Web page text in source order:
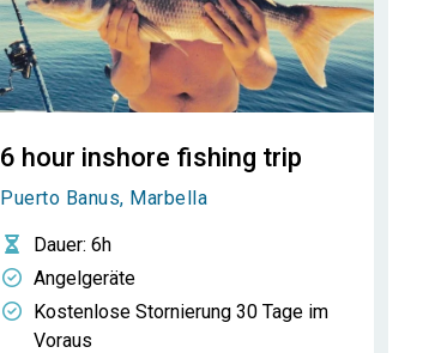
6 hour inshore fishing trip
Puerto Banus, Marbella
Dauer: 6h
Angelgeräte
Kostenlose Stornierung 30 Tage im
Voraus